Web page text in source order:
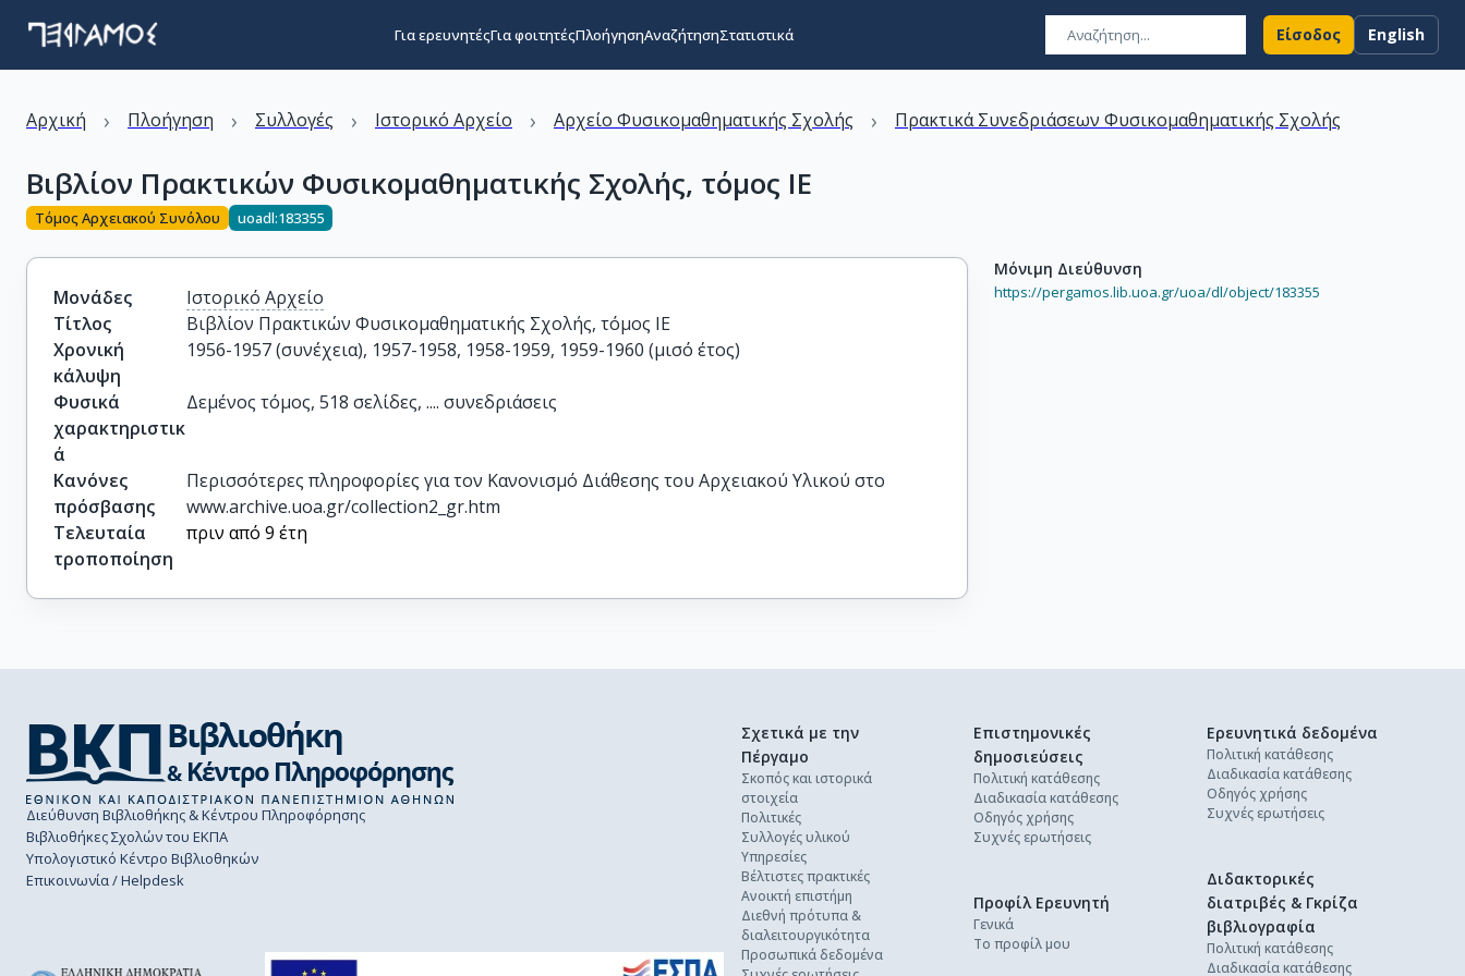
Για ερευνητέςΓια φοιτητέςΠλοήγησηΑναζήτησηΣτατιστικά Είσοδος English
Αρχική › Πλοήγηση › Συλλογές › Ιστορικό Αρχείο › Αρχείο Φυσικομαθηματικής Σχολής › Πρακτικά Συνεδριάσεων Φυσικομαθηματικής Σχολής
Βιβλίον Πρακτικών Φυσικομαθηματικής Σχολής, τόμος ΙΕ
Τόμος Αρχειακού Συνόλου uoadl:183355
Μονάδες
Ιστορικό Αρχείο
Τίτλος
Βιβλίον Πρακτικών Φυσικομαθηματικής Σχολής, τόμος ΙΕ
Χρονική
κάλυψη
1956-1957 (συνέχεια), 1957-1958, 1958-1959, 1959-1960 (μισό έτος)
Φυσικά
χαρακτηριστικ
ά
Δεμένος τόμος, 518 σελίδες, .... συνεδριάσεις
Κανόνες
πρόσβασης
Περισσότερες πληροφορίες για τον Κανονισμό Διάθεσης του Αρχειακού Υλικού στο
www.archive.uoa.gr/collection2_gr.htm
Τελευταία
τροποποίηση
πριν από 9 έτη
Μόνιμη Διεύθυνση
https://pergamos.lib.uoa.gr/uoa/dl/object/183355
Διεύθυνση Βιβλιοθήκης & Κέντρου Πληροφόρησης
Βιβλιοθήκες Σχολών του ΕΚΠΑ
Υπολογιστικό Κέντρο Βιβλιοθηκών
Επικοινωνία / Helpdesk
Σχετικά με την
Πέργαμο
Σκοπός και ιστορικά
στοιχεία
Πολιτικές
Συλλογές υλικού
Υπηρεσίες
Βέλτιστες πρακτικές
Ανοικτή επιστήμη
Διεθνή πρότυπα &
διαλειτουργικότητα
Προσωπικά δεδομένα
Επιστημονικές
δημοσιεύσεις
Πολιτική κατάθεσης
Διαδικασία κατάθεσης
Οδηγός χρήσης
Συχνές ερωτήσεις
Ερευνητικά δεδομένα
Πολιτική κατάθεσης
Διαδικασία κατάθεσης
Οδηγός χρήσης
Συχνές ερωτήσεις
Διδακτορικές
διατριβές & Γκρίζα
βιβλιογραφία
Πολιτική κατάθεσης
Διαδικασία κατάθεσης
Προφίλ Ερευνητή
Γενικά
Το προφίλ μου